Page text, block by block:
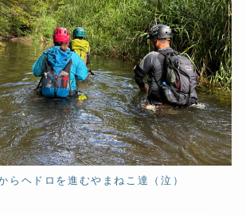
らヘドロを進むやまねこ達（泣）